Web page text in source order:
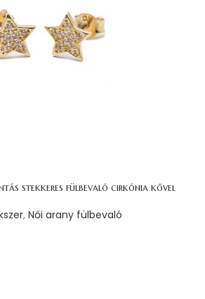
stekkeres fülbevaló cirkónia kővel
, Női arany fülbevaló